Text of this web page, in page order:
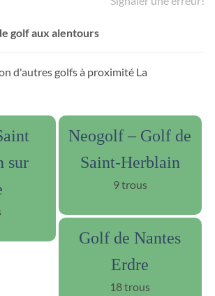
golf aux alentours
d'autres golfs à proximité La
sur
Neogolf – Golf de
Saint-Herblain​
9 trous
Golf de Nantes
Erdre
18 trous